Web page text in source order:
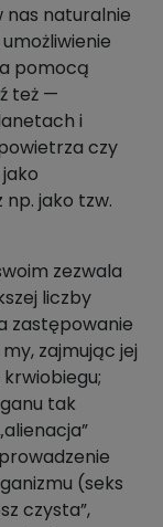
nas naturalnie
pomocą
też —
i
czy
jako tzw.
zezwala
liczby
zastępowanie
zajmując jej
tak
(seks
czysta”,